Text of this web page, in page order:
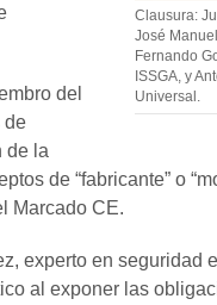
Clausura:
José
Fernando
ISSGA, y
Universal.
del
de
de la
de “fabricante” o
Marcado CE.
experto en seguridad
al exponer las